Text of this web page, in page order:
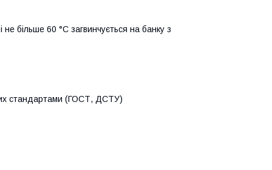
більше 60 °С загвинчується на банку з
стандартами (ГОСТ, ДСТУ)